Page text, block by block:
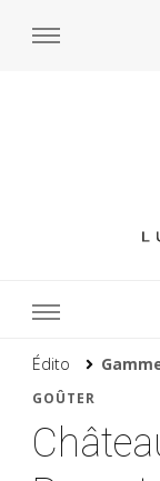
Édito
GOÛTER